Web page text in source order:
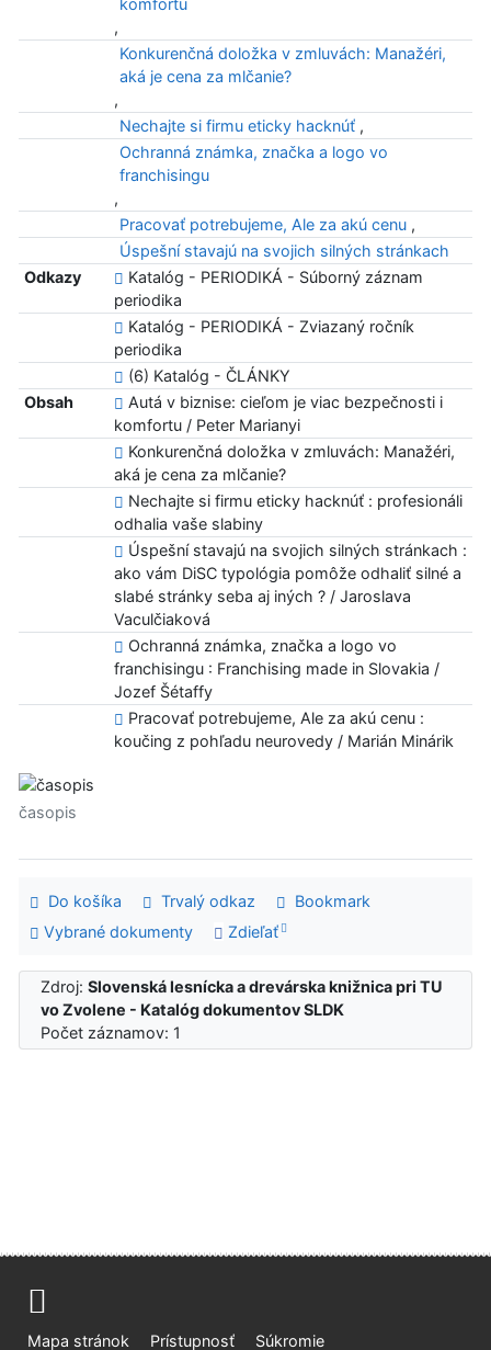
komfortu
,
Konkurenčná doložka v zmluvách: Manažéri,
aká je cena za mlčanie?
,
Nechajte si firmu eticky hacknúť ,
Ochranná známka, značka a logo vo
franchisingu
,
Pracovať potrebujeme, Ale za akú cenu ,
Úspešní stavajú na svojich silných stránkach
Odkazy
Katalóg - PERIODIKÁ - Súborný záznam
periodika
Katalóg - PERIODIKÁ - Zviazaný ročník
periodika
(6) Katalóg - ČLÁNKY
Obsah
Autá v biznise: cieľom je viac bezpečnosti i
komfortu / Peter Marianyi
Konkurenčná doložka v zmluvách: Manažéri,
aká je cena za mlčanie?
Nechajte si firmu eticky hacknúť : profesionáli
odhalia vaše slabiny
Úspešní stavajú na svojich silných stránkach :
ako vám DiSC typológia pomôže odhaliť silné a
slabé stránky seba aj iných ? / Jaroslava
Vaculčiaková
Ochranná známka, značka a logo vo
franchisingu : Franchising made in Slovakia /
Jozef Šétaffy
Pracovať potrebujeme, Ale za akú cenu :
koučing z pohľadu neurovedy / Marián Minárik
časopis
Do košíka Trvalý odkaz
Bookmark
Vybrané dokumenty
Zdieľať
Zdroj:Slovenská lesnícka a drevárska knižnica pri TU
vo Zvolene - Katalóg dokumentov SLDK
Počet záznamov: 1
Mapa stránok Prístupnosť Súkromie